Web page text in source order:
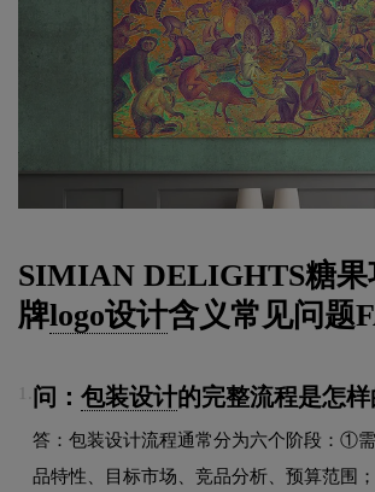
SIMIAN DELIGHTS糖果
牌logo设计含义常见问题
问： 包装设计的完整流程是怎样
答：包装设计流程通常分为六个阶段：①
品特性、目标市场、竞品分析、预算范